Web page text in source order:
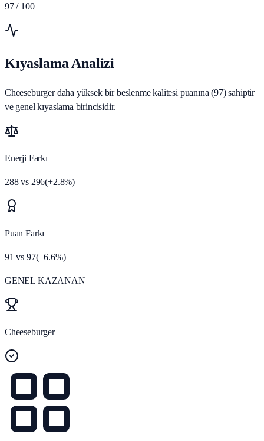
97 / 100
Kıyaslama Analizi
Cheeseburger daha yüksek bir beslenme kalitesi puanına (97) sahiptir
ve genel kıyaslama birincisidir.
Enerji Farkı
288vs 296(+2.8%)
Puan Farkı
91 vs 97(+6.6%)
GENEL KAZANAN
Cheeseburger